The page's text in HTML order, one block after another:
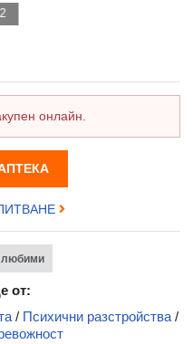
онлайн.
любими
от:
/ Психични разстройства /